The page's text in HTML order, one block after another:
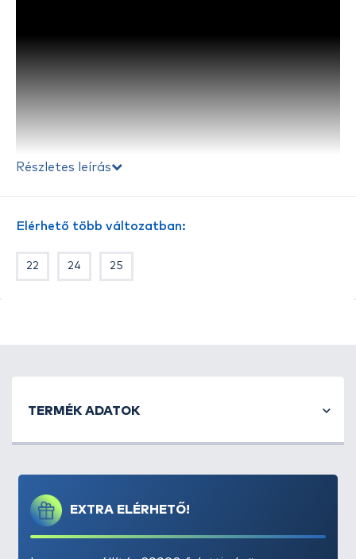
FRAPP – Prémium minőségű plasztik csalik minden
körülmények között!
Részletes leírás
Elérhető több változatban:
22 24 25
EXTRA ELÉRHETŐ!
TERMÉK ADATOK